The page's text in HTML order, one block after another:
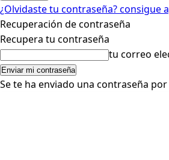
¿Olvidaste tu contraseña? consigue
Recuperación de contraseña
Recupera tu contraseña
tu correo
Se te ha enviado una contraseña